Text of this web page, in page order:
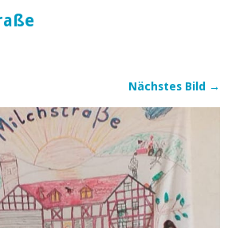
Nächstes Bild →